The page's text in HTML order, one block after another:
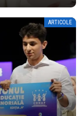
ARTICOLE